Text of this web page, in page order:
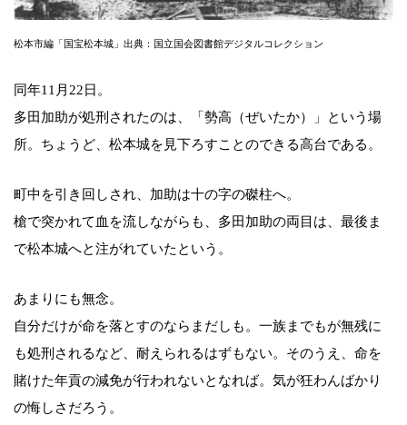
松本市編「国宝松本城」出典：国立国会図書館デジタルコレクション
同年11月22日。
多田加助が処刑されたのは、「勢高（ぜいたか）」という場
所。ちょうど、松本城を見下ろすことのできる高台である。
町中を引き回しされ、加助は十の字の磔柱へ。
槍で突かれて血を流しながらも、多田加助の両目は、最後ま
で松本城へと注がれていたという。
あまりにも無念。
自分だけが命を落とすのならまだしも。一族までもが無残に
も処刑されるなど、耐えられるはずもない。そのうえ、命を
賭けた年貢の減免が行われないとなれば。気が狂わんばかり
の悔しさだろう。